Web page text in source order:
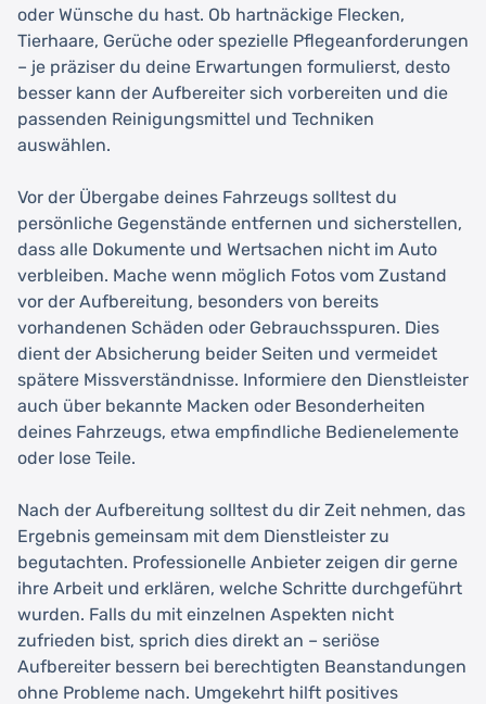
oder Wünsche du hast. Ob hartnäckige Flecken,
Tierhaare, Gerüche oder spezielle Pflegeanforderungen
– je präziser du deine Erwartungen formulierst, desto
besser kann der Aufbereiter sich vorbereiten und die
passenden Reinigungsmittel und Techniken
auswählen.
Vor der Übergabe deines Fahrzeugs solltest du
persönliche Gegenstände entfernen und sicherstellen,
dass alle Dokumente und Wertsachen nicht im Auto
verbleiben. Mache wenn möglich Fotos vom Zustand
vor der Aufbereitung, besonders von bereits
vorhandenen Schäden oder Gebrauchsspuren. Dies
dient der Absicherung beider Seiten und vermeidet
spätere Missverständnisse. Informiere den Dienstleister
auch über bekannte Macken oder Besonderheiten
deines Fahrzeugs, etwa empfindliche Bedienelemente
oder lose Teile.
Nach der Aufbereitung solltest du dir Zeit nehmen, das
Ergebnis gemeinsam mit dem Dienstleister zu
begutachten. Professionelle Anbieter zeigen dir gerne
ihre Arbeit und erklären, welche Schritte durchgeführt
wurden. Falls du mit einzelnen Aspekten nicht
zufrieden bist, sprich dies direkt an – seriöse
Aufbereiter bessern bei berechtigten Beanstandungen
ohne Probleme nach. Umgekehrt hilft positives